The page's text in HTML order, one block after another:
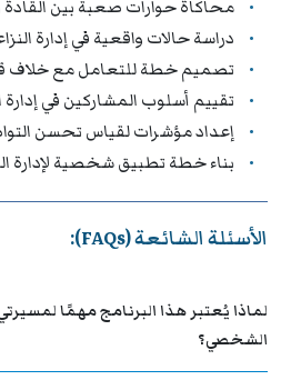
محاكاة حوارات صعبة بين
دراسة حالات واقعية في إدارة
تصميم خطة للتعامل مع خلاف
تقييم أسلوب المشاركين في
إعداد مؤشرات لقياس تحسن
بناء خطة تطبيق شخصية لإدارة
الأسئلة الشائعة (FAQs):
لماذا يُعتبر هذا البرنامج مهمًا
الشخصي؟